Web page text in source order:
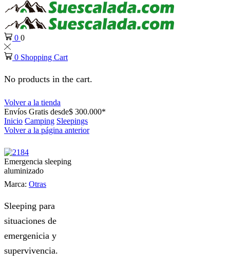
0 0
0 Shopping Cart
No products in the cart.
Volver a la tienda
Envíos Gratis desde$ 300.000*
Inicio Camping Sleepings
Volver a la página anterior
Emergencia sleeping
aluminizado
Marca: Otras
Sleeping para
situaciones de
emergenicia y
supervivencia.